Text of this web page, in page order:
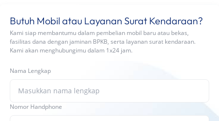
Butuh Mobil atau Layanan Surat Kendaraan?
Kami siap membantumu dalam pembelian mobil baru atau bekas,
fasilitas dana dengan jaminan BPKB, serta layanan surat kendaraan.
Kami akan menghubungimu dalam 1x24 jam.
Nama Lengkap
Nomor Handphone